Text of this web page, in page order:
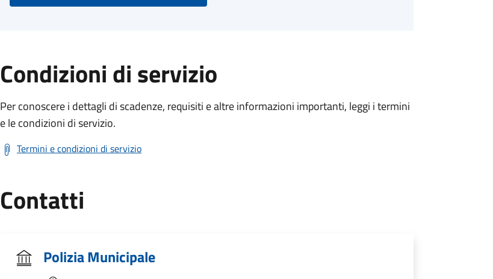
Condizioni di servizio
Per conoscere i dettagli di scadenze, requisiti e altre informazioni importanti, leggi i termini
e le condizioni di servizio.
Termini e condizioni di servizio
Contatti
Polizia Municipale